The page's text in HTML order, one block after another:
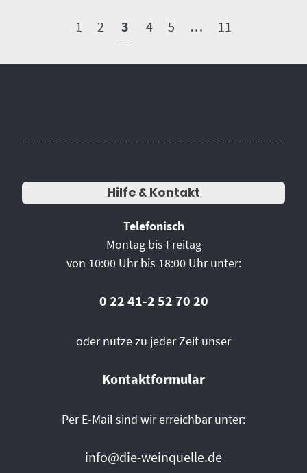
1 2 3 4 5 … 11
Hilfe & Kontakt
Telefonisch
Montag bis Freitag
von 10:00 Uhr bis 18:00 Uhr unter:
0 22 41-2 52 70 20
oder nutze zu jeder Zeit unser
Kontaktformular
Per E-Mail sind wir erreichbar unter:
info@die-weinquelle.de